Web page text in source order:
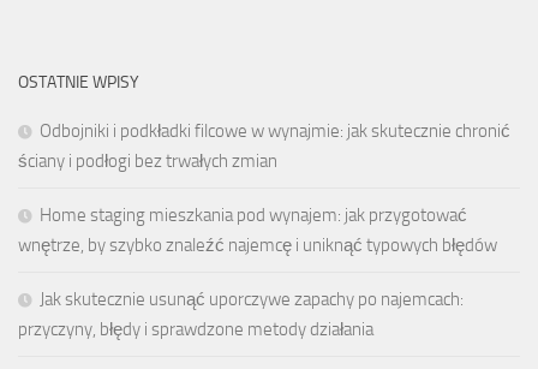
OSTATNIE WPISY
Odbojniki i podkładki filcowe w wynajmie: jak skutecznie chronić
ściany i podłogi bez trwałych zmian
Home staging mieszkania pod wynajem: jak przygotować
wnętrze, by szybko znaleźć najemcę i uniknąć typowych błędów
Jak skutecznie usunąć uporczywe zapachy po najemcach:
przyczyny, błędy i sprawdzone metody działania